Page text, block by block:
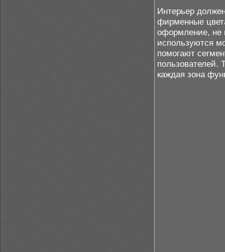
Интерьер
фирменные
оформление, не
используются
помогают
пользователей.
каждая зона